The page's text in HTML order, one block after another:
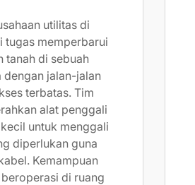
utilitas di
tugas memperbarui
tanah di sebuah
dengan jalan-jalan
terbatas. Tim
alat penggali
untuk menggali
diperlukan guna
Kemampuan
di ruang